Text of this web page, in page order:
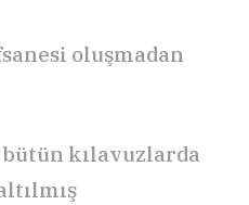
oluşmadan
kılavuzlarda